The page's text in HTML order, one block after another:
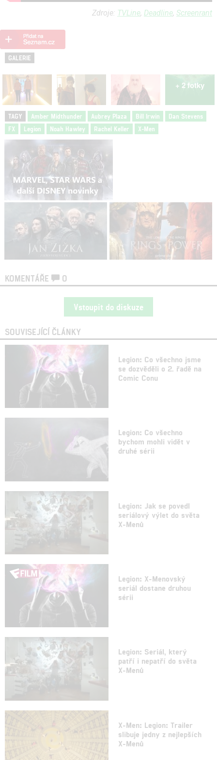
Zdroje: TVLine, Deadline, Screenrant
GALERIE
+ 2 fotky
TAGY Amber Midthunder Aubrey Plaza Bill Irwin
Dan Stevens
FX
Legion Noah Hawley Rachel Keller X-Men
KOMENTÁŘE 0
Vstoupit do diskuze
SOUVISEJÍCÍ ČLÁNKY
Legion: Co všechno jsme
se dozvěděli o 2. řadě na
Comic Conu
Legion: Co všechno
bychom mohli vidět v
druhé sérii
Legion: Jak se povedl
seriálový výlet do světa
X-Menů
Legion: X-Menovský
seriál dostane druhou
sérii
Legion: Seriál, který
patří i nepatří do světa
X-Menů
X-Men: Legion: Trailer
slibuje jedny z nejlepších
X-Menů